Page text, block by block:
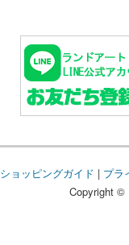
ショッピングガイド | プラ
Copyright ©